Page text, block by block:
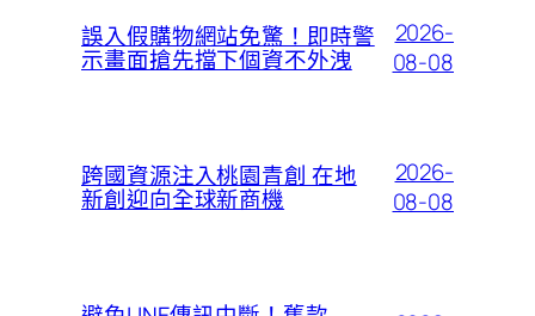
誤入假購物網站免驚！即時警
示畫面搶先擋下個資不外洩
2026-
08-08
跨國資源注入桃園青創 在地
新創迎向全球新商機
2026-
08-08